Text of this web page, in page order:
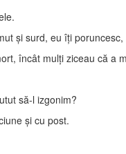
şi surd, eu îţi
încât mulţi ziceau că a
să-l izgonim?
şi cu post.